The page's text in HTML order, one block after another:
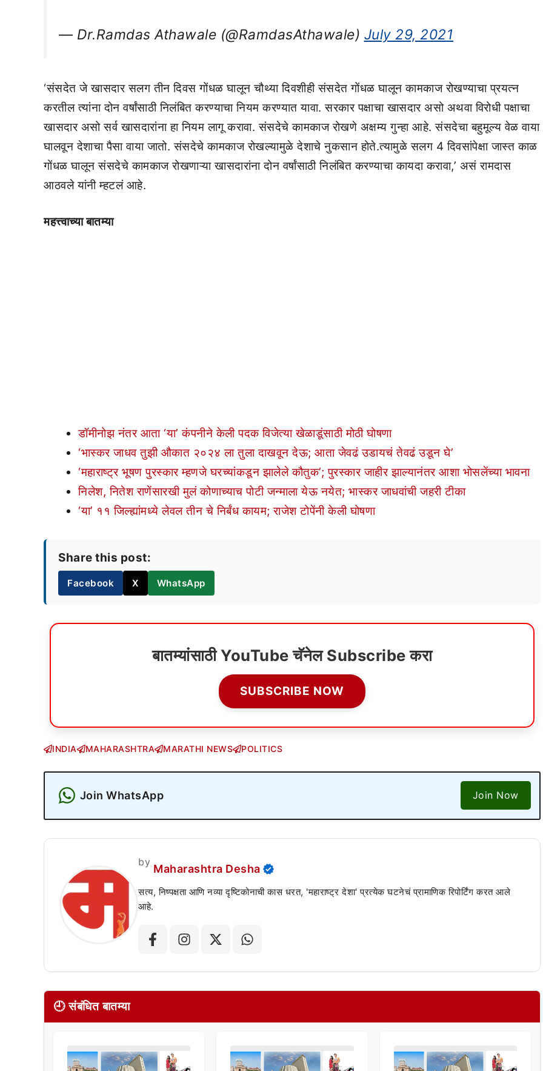
— Dr.Ramdas Athawale (@RamdasAthawale) July 29, 2021
‘संसदेत जे खासदार सलग तीन दिवस गोंधळ घालून चौथ्या दिवशीही संसदेत गोंधळ घालून कामकाज रोखण्याचा प्रयत्न
करतील त्यांना दोन वर्षांसाठी निलंबित करण्याचा नियम करण्यात यावा. सरकार पक्षाचा खासदार असो अथवा विरोधी पक्षाचा
खासदार असो सर्व खासदारांना हा नियम लागू करावा. संसदेचे कामकाज रोखणे अक्षम्य गुन्हा आहे. संसदेचा बहुमूल्य वेळ वाया
घालवून देशाचा पैसा वाया जातो. संसदेचे कामकाज रोखल्यामुळे देशाचे नुकसान होते.त्यामुळे सलग 4 दिवसांपेक्षा जास्त काळ
गोंधळ घालून संसदेचे कामकाज रोखणाऱ्या खासदारांना दोन वर्षांसाठी निलंबित करण्याचा कायदा करावा,’ असं रामदास
आठवले यांनी म्हटलं आहे.
महत्त्वाच्या बातम्या
डॉमीनोझ नंतर आता ‘या’ कंपनीने केली पदक विजेत्या खेळाडूंसाठी मोठी घोषणा
‘भास्कर जाधव तुझी औकात २०२४ ला तुला दाखवून देऊ; आता जेवढं उडायचं तेवढं उडून घे’
‘महाराष्ट्र भूषण पुरस्कार म्हणजे घरच्यांकडून झालेले कौतुक’; पुरस्कार जाहीर झाल्यानंतर आशा भोसलेंच्या भावना
निलेश, नितेश राणेंसारखी मुलं कोणाच्याच पोटी जन्माला येऊ नयेत; भास्कर जाधवांची जहरी टीका
‘या’ ११ जिल्ह्यांमध्ये लेवल तीन चे निर्बंध कायम; राजेश टोपेंनी केली घोषणा
Share this post:
Facebook X WhatsApp
बातम्यांसाठी YouTube चॅनेल Subscribe करा
SUBSCRIBE NOW
INDIA MAHARASHTRA MARATHI NEWS POLITICS
Join WhatsApp Join Now
by
Maharashtra Desha
सत्य, निष्पक्षता आणि नव्या दृष्टिकोनाची कास धरत, 'महाराष्ट्र देशा' प्रत्येक घटनेचं प्रामाणिक रिपोर्टिंग करत आले
आहे.
🕘 संबंधित बातम्या